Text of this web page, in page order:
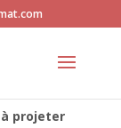
projeter